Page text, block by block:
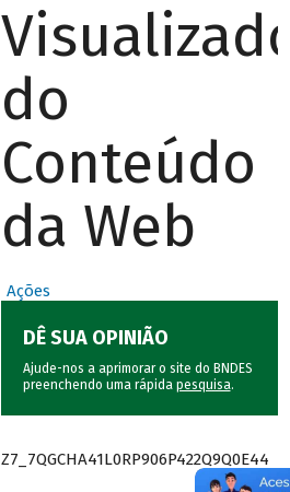
Visualizador
do
Conteúdo
da Web
Ações
DÊ SUA OPINIÃO
Ajude-nos a aprimorar o site do BNDES
preenchendo uma rápida pesquisa.
Z7_7QGCHA41L0RP906P422Q9Q0E44